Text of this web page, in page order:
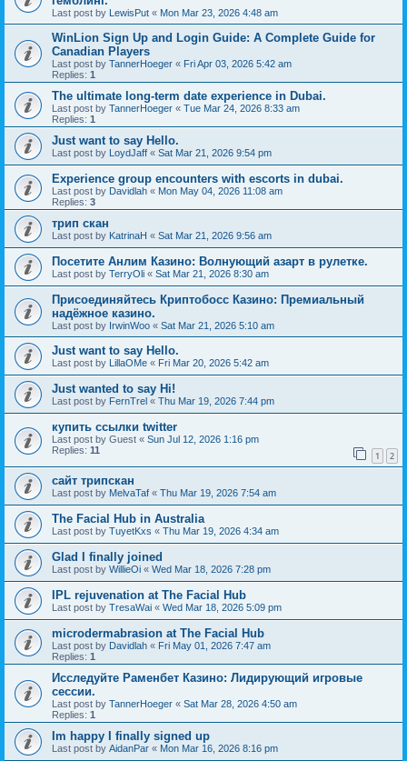
Last post by LewisPut « Mon Mar 23, 2026 4:48 am
WinLion Sign Up and Login Guide: A Complete Guide for
Canadian Players
Last post by TannerHoeger « Fri Apr 03, 2026 5:42 am
Replies: 1
The ultimate long-term date experience in Dubai.
Last post by TannerHoeger « Tue Mar 24, 2026 8:33 am
Replies: 1
Just want to say Hello.
Last post by LoydJaff « Sat Mar 21, 2026 9:54 pm
Experience group encounters with escorts in dubai.
Last post by Davidlah « Mon May 04, 2026 11:08 am
Replies: 3
трип скан
Last post by KatrinaH « Sat Mar 21, 2026 9:56 am
Посетите Анлим Казино: Волнующий азарт в рулетке.
Last post by TerryOli « Sat Mar 21, 2026 8:30 am
Присоединяйтесь Криптобосс Казино: Премиальный
надёжное казино.
Last post by IrwinWoo « Sat Mar 21, 2026 5:10 am
Just want to say Hello.
Last post by LillaOMe « Fri Mar 20, 2026 5:42 am
Just wanted to say Hi!
Last post by FernTrel « Thu Mar 19, 2026 7:44 pm
купить ссылки twitter
Last post by Guest « Sun Jul 12, 2026 1:16 pm
Replies: 11 1 2
сайт трипскан
Last post by MelvaTaf « Thu Mar 19, 2026 7:54 am
The Facial Hub in Australia
Last post by TuyetKxs « Thu Mar 19, 2026 4:34 am
Glad I finally joined
Last post by WillieOi « Wed Mar 18, 2026 7:28 pm
IPL rejuvenation at The Facial Hub
Last post by TresaWai « Wed Mar 18, 2026 5:09 pm
microdermabrasion at The Facial Hub
Last post by Davidlah « Fri May 01, 2026 7:47 am
Replies: 1
Исследуйте Раменбет Казино: Лидирующий игровые
сессии.
Last post by TannerHoeger « Sat Mar 28, 2026 4:50 am
Replies: 1
Im happy I finally signed up
Last post by AidanPar « Mon Mar 16, 2026 8:16 pm